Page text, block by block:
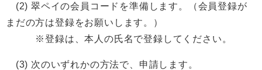
(2) 翠ペイの会員コードを準備します。（会員登録が
まだの方は登録をお願いします。）
※登録は、本人の氏名で登録してください。
(3) 次のいずれかの方法で、申請します。